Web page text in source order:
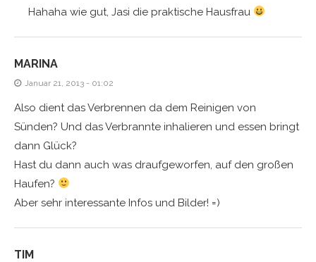
Hahaha wie gut, Jasi die praktische Hausfrau
MARINA
Januar 21, 2013 - 01:02
Also dient das Verbrennen da dem Reinigen von
Sünden? Und das Verbrannte inhalieren und essen bringt
dann Glück?
Hast du dann auch was draufgeworfen, auf den großen
Haufen?
Aber sehr interessante Infos und Bilder! =)
TIM